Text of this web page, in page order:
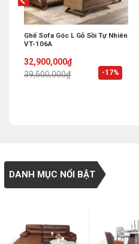
-17%
Ghế Sofa Góc L Gỗ Sồi Tự Nhiên
VT-106A
39,500,000₫
Original
price
was:
32,900,000₫
Current
price
is:
DANH MỤC NỔI BẬT